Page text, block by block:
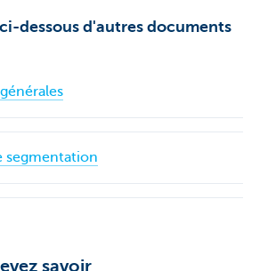
dessous d'autres documents
segmentation
savoir